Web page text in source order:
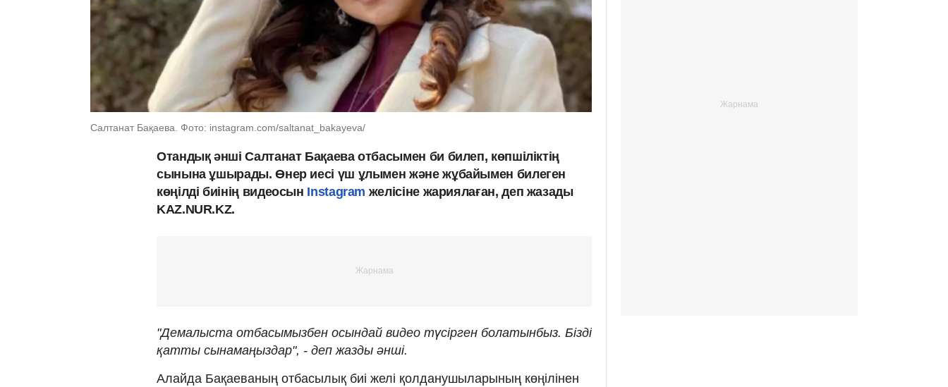
Салтанат Бақаева. Фото: instagram.com/saltanat_bakayeva/
Отандық әнші Салтанат Бақаева отбасымен би билеп, көпшіліктің
сынына ұшырады. Өнер иесі үш ұлымен және жұбайымен билеген
көңілді биінің видеосын Instagram желісіне жариялаған, деп жазады
KAZ.NUR.KZ.
"Демалыста отбасымызбен осындай видео түсірген болатынбыз. Бізді
қатты сынамаңыздар", - деп жазды әнші.
Алайда Бақаеваның отбасылық биі желі қолданушыларының көңілінен